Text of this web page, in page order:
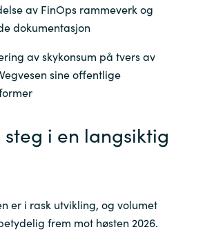
av FinOps rammeverk og
dokumentasjon
av skykonsum på tvers av
sine offentlige
steg i en langsiktig
er i rask utvikling, og volumet
frem mot høsten 2026.